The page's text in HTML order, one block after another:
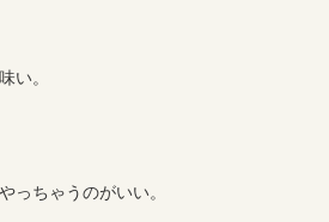
い。
っちゃうのがいい。